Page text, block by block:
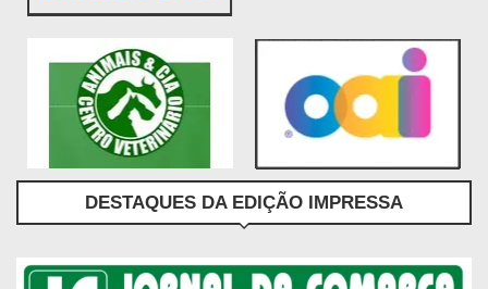
DESTAQUES DA EDIÇÃO IMPRESSA